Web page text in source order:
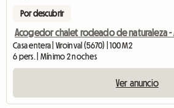
Por descubrir
Acogedor chalet rodeado de naturaleza -
Casa entera | Viroinval (5670) | 100 M2
6 pers. | Mínimo 2 noches
Ver anuncio